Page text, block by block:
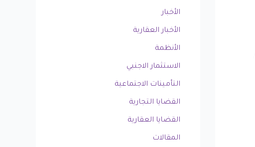
الأخبار
الأخبار العقارية
الأنظمة
الاستثمار الاجنبي
التأمينات الاجتماعية
القضايا التجارية
القضايا العقارية
المقالات